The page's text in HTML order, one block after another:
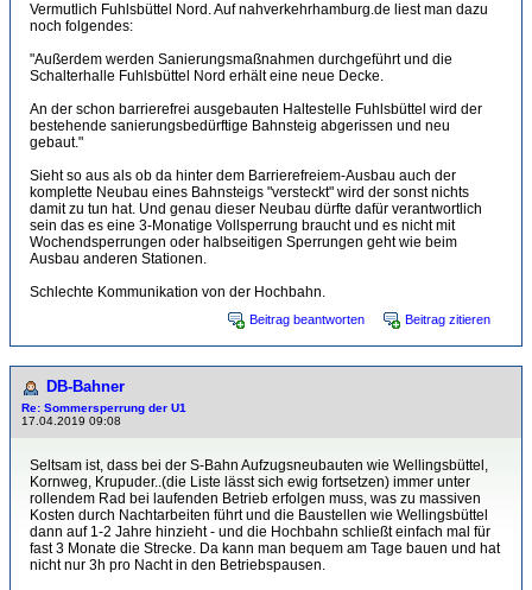
Vermutlich Fuhlsbüttel Nord. Auf nahverkehrhamburg.de liest man dazu
noch folgendes:
"Außerdem werden Sanierungsmaßnahmen durchgeführt und die
Schalterhalle Fuhlsbüttel Nord erhält eine neue Decke.
An der schon barrierefrei ausgebauten Haltestelle Fuhlsbüttel wird der
bestehende sanierungsbedürftige Bahnsteig abgerissen und neu
gebaut."
Sieht so aus als ob da hinter dem Barrierefreiem-Ausbau auch der
komplette Neubau eines Bahnsteigs "versteckt" wird der sonst nichts
damit zu tun hat. Und genau dieser Neubau dürfte dafür verantwortlich
sein das es eine 3-Monatige Vollsperrung braucht und es nicht mit
Wochendsperrungen oder halbseitigen Sperrungen geht wie beim
Ausbau anderen Stationen.
Schlechte Kommunikation von der Hochbahn.
Beitrag beantworten Beitrag zitieren
DB-Bahner
Re: Sommersperrung der U1
17.04.2019 09:08
Seltsam ist, dass bei der S-Bahn Aufzugsneubauten wie Wellingsbüttel,
Kornweg, Krupuder..(die Liste lässt sich ewig fortsetzen) immer unter
rollendem Rad bei laufenden Betrieb erfolgen muss, was zu massiven
Kosten durch Nachtarbeiten führt und die Baustellen wie Wellingsbüttel
dann auf 1-2 Jahre hinzieht - und die Hochbahn schließt einfach mal für
fast 3 Monate die Strecke. Da kann man bequem am Tage bauen und hat
nicht nur 3h pro Nacht in den Betriebspausen.